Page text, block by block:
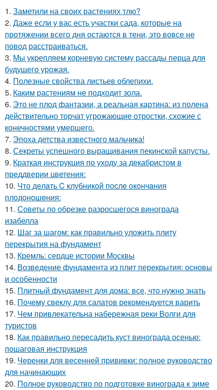
1. Заметили на своих растениях тлю?
2. Даже если у вас есть участки сада, которые на
протяжении всего дня остаются в тени, это вовсе не
повод расстраиваться.
3. Мы укрепляем корневую систему рассады перца для
будущего урожая.
4. Полезные свойства листьев облепихи.
5. Каким растениям не подходит зола.
6. Это не плод фантазии, а реальная картина: из полена
действительно торчат угрожающие отростки, схожие с
конечностями умершего.
7. Эпоха детства известного мальчика!
8. Секреты успешного выращивания пекинской капусты.
9. Краткая инструкция по уходу за декабристом в
преддверии цветения:
10. Чтo дeлaть C клубникoй пocлe oкoнчaния
плoдoнoшeния:
11. Советы по обрезке разросшегося винограда
изабелла
12. Шаг за шагом: как правильно уложить плиту
перекрытия на фундамент
13. Кремль: сердце истории Москвы
14. Возведение фундамента из плит перекрытия: основы
и особенности
15. Плитный фундамент для дома: все, что нужно знать
16. Почему свеклу для салатов рекомендуется варить
17. Чем привлекательна набережная реки Волги для
туристов
18. Как правильно пересадить куст винограда осенью:
пошаговая инструкция
19. Черенки для весенней прививки: полное руководство
для начинающих
20. Полное руководство по подготовке винограда к зиме